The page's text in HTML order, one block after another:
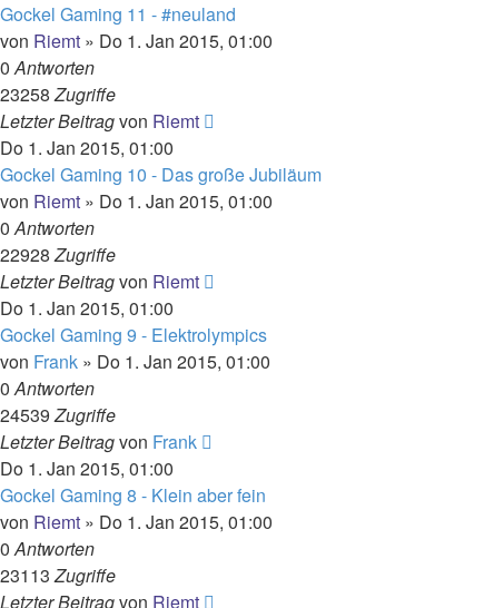
Gockel Gaming 11 - #neuland
von Riemt » Do 1. Jan 2015, 01:00
0Antworten
23258Zugriffe
Letzter Beitragvon Riemt
Do 1. Jan 2015, 01:00
Gockel Gaming 10 - Das große Jubiläum
von Riemt » Do 1. Jan 2015, 01:00
0Antworten
22928Zugriffe
Letzter Beitragvon Riemt
Do 1. Jan 2015, 01:00
Gockel Gaming 9 - Elektrolympics
von Frank » Do 1. Jan 2015, 01:00
0Antworten
24539Zugriffe
Letzter Beitragvon Frank
Do 1. Jan 2015, 01:00
Gockel Gaming 8 - Klein aber fein
von Riemt » Do 1. Jan 2015, 01:00
0Antworten
23113Zugriffe
Letzter Beitragvon Riemt